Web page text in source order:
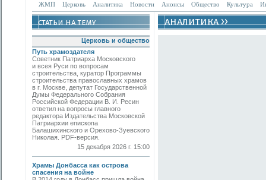
ЖМП Церковь Аналитика Новости Анонсы Общество Культура
Церковь и общество
Путь храмоздателя
Советник Патриарха Московского
и всея Руси по вопросам
строительства, куратор Программы
строительства православных храмов
в г. Москве, депутат Государственной
Думы Федерального Собрания
Российской Федерации В. И. Ресин
ответил на вопросы главного
редактора Издательства Московской
Патриархии епископа
Балашихинского и Орехово-Зуевского
Николая. PDF-версия.
15 декабря 2026 г. 15:00
Храмы Донбасса как острова
спасения на войне